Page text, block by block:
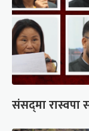
संसद्‍मा